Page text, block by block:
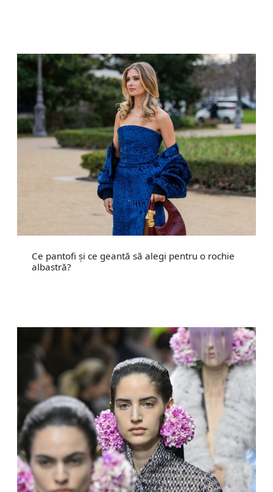
Ce pantofi și ce geantă să alegi pentru o rochie
albastră?